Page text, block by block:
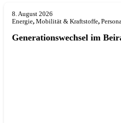
8. August 2026
Energie, Mobilität & Kraftstoffe,
Generationswechsel im